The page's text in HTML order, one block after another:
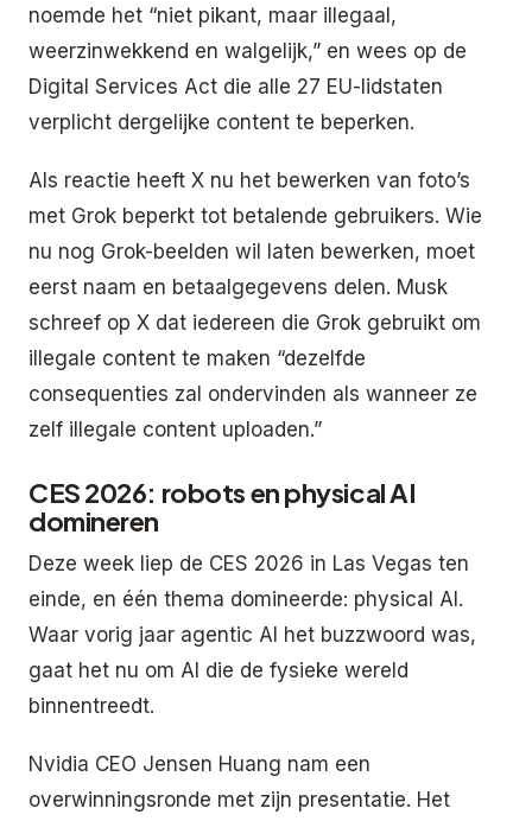
noemde het “niet pikant, maar illegaal,
weerzinwekkend en walgelijk,” en wees op de
Digital Services Act die alle 27 EU-lidstaten
verplicht dergelijke content te beperken.
Als reactie heeft X nu het bewerken van foto’s
met Grok beperkt tot betalende gebruikers. Wie
nu nog Grok-beelden wil laten bewerken, moet
eerst naam en betaalgegevens delen. Musk
schreef op X dat iedereen die Grok gebruikt om
illegale content te maken “dezelfde
consequenties zal ondervinden als wanneer ze
zelf illegale content uploaden.”
CES 2026: robots en physical AI
domineren
Deze week liep de CES 2026 in Las Vegas ten
einde, en één thema domineerde: physical AI.
Waar vorig jaar agentic AI het buzzwoord was,
gaat het nu om AI die de fysieke wereld
binnentreedt.
Nvidia CEO Jensen Huang nam een
overwinningsronde met zijn presentatie. Het